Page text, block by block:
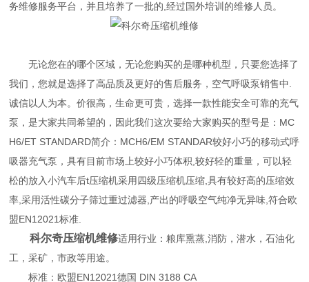
务维修服务平台，并且培养了一批的,经过国外培训的维修人员。
无论您在的哪个区域，无论您购买的是哪种机型，只要您选择了
我们，您就是选择了高品质及更好的售后服务，空气呼吸泵销售中.
诚信以人为本。价很高，生命更可贵，选择一款性能安全可靠的充气
泵，是大家共同希望的，因此我们这次要给大家购买的型号是：MC
H6/ET STANDARD简介：MCH6/EM STANDAR较好小巧的移动式呼
吸器充气泵，具有目前市场上较好小巧体积,较好轻的重量，可以轻
松的放入小汽车后t压缩机采用四级压缩机压缩,具有较好高的压缩效
率,采用活性碳分子筛过重过滤器,产出的呼吸空气纯净无异味,符合欧
盟EN12021标准.
科尔奇压缩机维修适用行业：粮库熏蒸,消防，潜水，石油化
工，采矿，市政等用途。
标准：欧盟EN12021德国 DIN 3188 CA